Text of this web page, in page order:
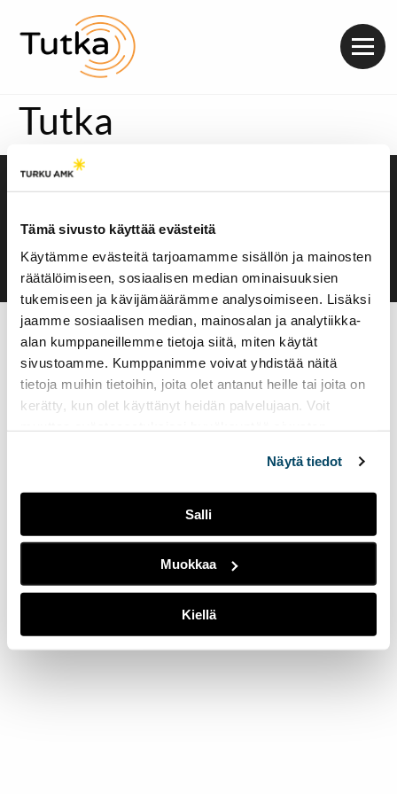
Tämä sivusto käyttää evästeitä
Käytämme evästeitä tarjoamamme sisällön ja mainosten
räätälöimiseen, sosiaalisen median ominaisuuksien
tukemiseen ja kävijämäärämme analysoimiseen. Lisäksi
jaamme sosiaalisen median, mainosalan ja analytiikka-
alan kumppaneillemme tietoja siitä, miten käytät
sivustoamme. Kumppanimme voivat yhdistää näitä
tietoja muihin tietoihin, joita olet antanut heille tai joita on
kerätty, kun olet käyttänyt heidän palvelujaan. Voit
Näytä tiedot
Salli
Muokkaa
Kiellä
Tutka
Saavutettavuusseloste